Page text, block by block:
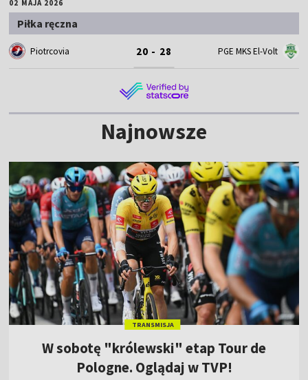
02 MAJA 2026
Piłka ręczna
Piotrcovia 20 - 28 PGE MKS El-Volt
Najnowsze
TRANSMISJA
W sobotę "królewski" etap Tour de
Pologne. Oglądaj w TVP!